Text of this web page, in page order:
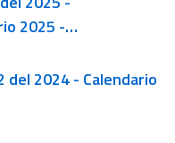
2025 -
del 2024 - Calendario